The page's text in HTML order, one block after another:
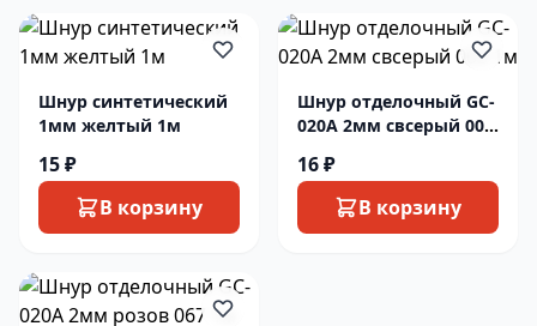
Шнур синтетический
1мм желтый 1м
15 ₽
В корзину
Шнур отделочный GC-
020A 2мм свсерый 003
16 ₽
В корзину